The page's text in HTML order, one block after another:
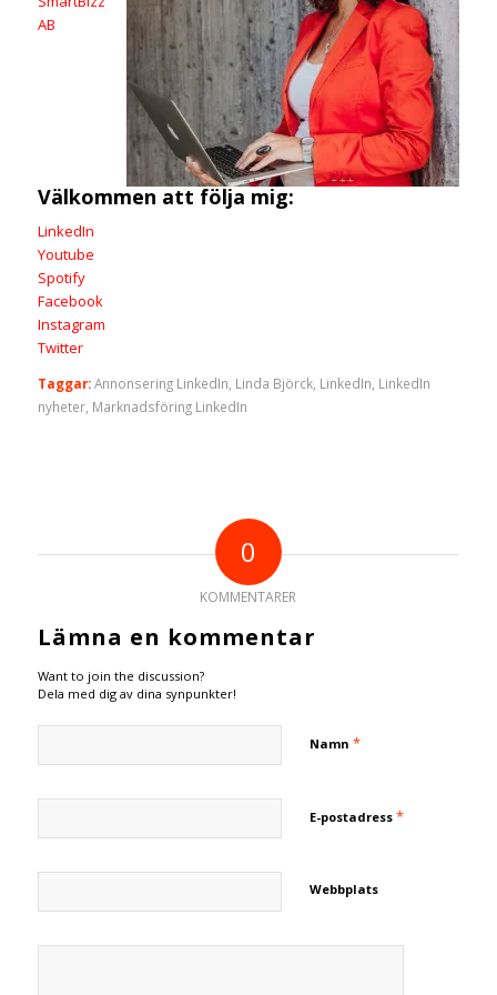
AB
Välkommen att följa mig:
LinkedIn
Youtube
Spotify
Facebook
Instagram
Twitter
Taggar: Annonsering LinkedIn, Linda Björck, LinkedIn, LinkedIn
nyheter, Marknadsföring LinkedIn
0
KOMMENTARER
Lämna en kommentar
Want to join the discussion?
Dela med dig av dina synpunkter!
Namn *
E-postadress *
Webbplats